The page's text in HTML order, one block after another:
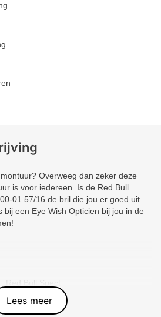
Overweeg dan zeker deze
is voor iedereen. Is de Red Bull
01 57/16 de bril die jou er goed uit
bij een Eye Wish Opticien bij jou in de
Red Bull Spect
Blauw
Metal
Lees meer